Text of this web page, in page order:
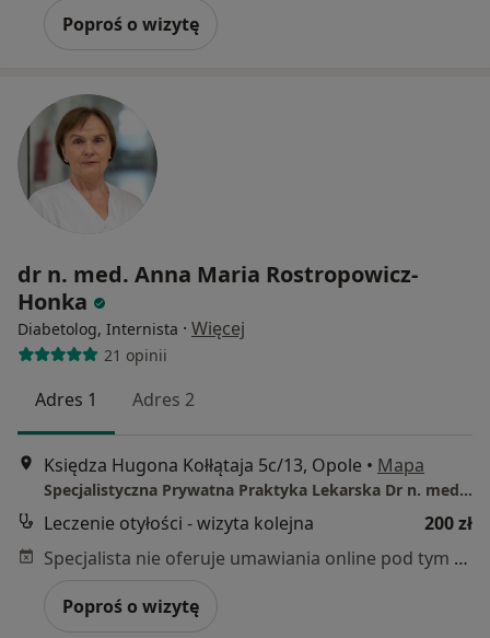
Poproś o wizytę
dr n. med. Anna Maria Rostropowicz-
Honka
Diabetolog, Internista · Więcej
21 opinii
Adres 1 Adres 2
Księdza Hugona Kołłątaja 5c/13, Opole • Mapa
Specjalistyczna Prywatna Praktyka Lekarska Dr n. med. Anna Rostropowicz-Honka
Leczenie otyłości - wizyta kolejna
200 zł
Specjalista nie oferuje umawiania online pod tym adresem.
Poproś o wizytę